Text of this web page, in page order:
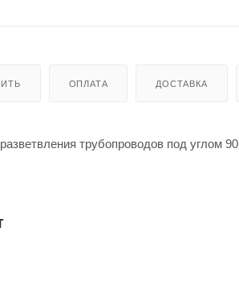
ОПЛАТА ДОСТАВКА
трубопроводов под углом 90